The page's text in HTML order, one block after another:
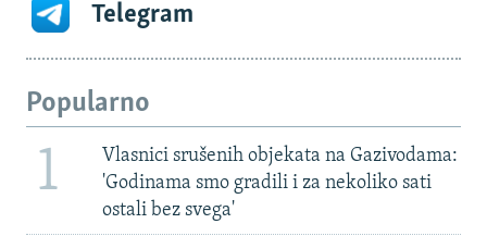
Telegram
Popularno
1
Vlasnici srušenih objekata na Gazivodama:
'Godinama smo gradili i za nekoliko sati
ostali bez svega'